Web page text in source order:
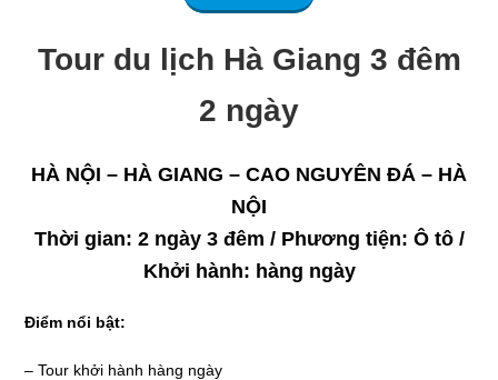
Tour du lịch Hà Giang 3 đêm
2 ngày
HÀ NỘI – HÀ GIANG – CAO NGUYÊN ĐÁ – HÀ
NỘI
Thời gian: 2 ngày 3 đêm / Phương tiện: Ô tô /
Khởi hành: hàng ngày
Điểm nổi bật:
– Tour khởi hành hàng ngày